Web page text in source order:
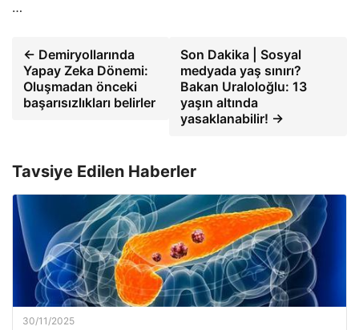
…
← Demiryollarında
Yapay Zeka Dönemi:
Oluşmadan önceki
başarısızlıkları belirler
Son Dakika | Sosyal
medyada yaş sınırı?
Bakan Uraloloğlu: 13
yaşın altında
yasaklanabilir! →
Tavsiye Edilen Haberler
30/11/2025